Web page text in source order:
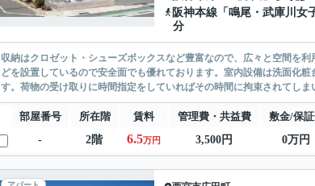
阪神本線 「 鳴尾・武庫川女
分
収納はクロゼット・シューズボックスなど豊富なので、広々と空間を
どを設置しているので安全面でも優れております。室内設備は洗面化
す。荷物の受け取りに時間指定をしていればその時間に拘束されてし
部屋番号 所在階 賃料 管理費・共益費 敷金/保
-
2階 6.5万円 3,500円 0万円